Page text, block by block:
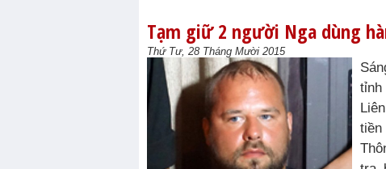
Tạm giữ 2 người Nga dùng
Thứ Tư, 28 Tháng Mười 2015
tỉnh
tiền